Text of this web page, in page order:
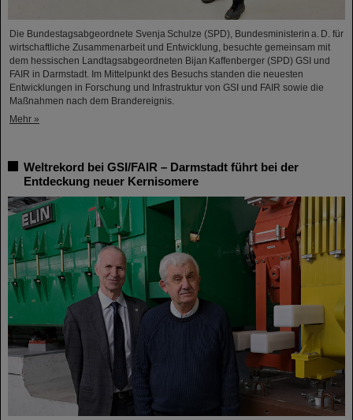
Die Bundestagsabgeordnete Svenja Schulze (SPD), Bundesministerin a. D. für
wirtschaftliche Zusammenarbeit und Entwicklung, besuchte gemeinsam mit
dem hessischen Landtagsabgeordneten Bijan Kaffenberger (SPD) GSI und
FAIR in Darmstadt. Im Mittelpunkt des Besuchs standen die neuesten
Entwicklungen in Forschung und Infrastruktur von GSI und FAIR sowie die
Maßnahmen nach dem Brandereignis.
Mehr »
Weltrekord bei GSI/FAIR – Darmstadt führt bei der
Entdeckung neuer Kernisomere